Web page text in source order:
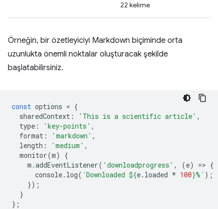
22 kelime
Örneğin, bir özetleyiciyi Markdown biçiminde orta
uzunlukta önemli noktalar oluşturacak şekilde
başlatabilirsiniz.
const options = {
sharedContext : 'This is a scientific article' ,
type : 'key-points' ,
format : 'markdown' ,
length : 'medium' ,
monitor(m)
{
m .addEventListener( 'downloadprogress' , (e) => {
console. log( `Downloaded ${e. loaded * 100}%` );
});
}
};